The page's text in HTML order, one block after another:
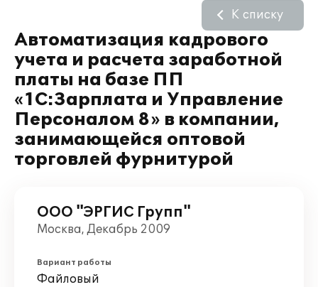
Автоматизация кадрового
учета и расчета заработной
платы на базе ПП
«1С:Зарплата и Управление
Персоналом 8» в компании,
занимающейся оптовой
торговлей фурнитурой
К списку
ООО "ЭРГИС Групп"
Москва, Декабрь 2009
Вариант работы
Файловый